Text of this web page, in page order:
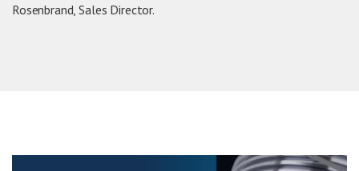
Rosenbrand, Sales Director.